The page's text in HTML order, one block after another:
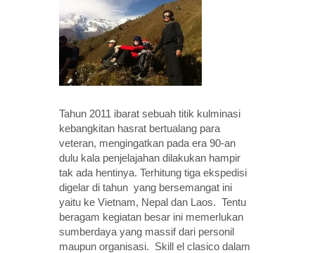
Tahun 2011 ibarat sebuah titik kulminasi
kebangkitan hasrat bertualang para
veteran, mengingatkan pada era 90-an
dulu kala penjelajahan dilakukan hampir
tak ada hentinya. Terhitung tiga ekspedisi
digelar di tahun yang bersemangat ini
yaitu ke Vietnam, Nepal dan Laos. Tentu
beragam kegiatan besar ini memerlukan
sumberdaya yang massif dari personil
maupun organisasi. Skill el clasico dalam